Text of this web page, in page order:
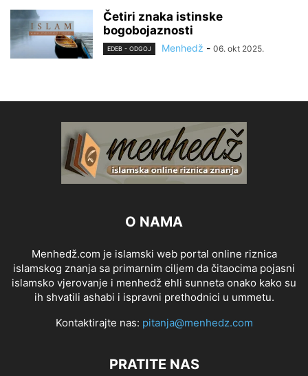
Četiri znaka istinske
bogobojaznosti
EDEB - ODGOJ Menhedž - 06. okt 2025.
O NAMA
Menhedž.com je islamski web portal online riznica
islamskog znanja sa primarnim ciljem da čitaocima pojasni
islamsko vjerovanje i menhedž ehli sunneta onako kako su
ih shvatili ashabi i ispravni prethodnici u ummetu.
Kontaktirajte nas: pitanja@menhedz.com
PRATITE NAS